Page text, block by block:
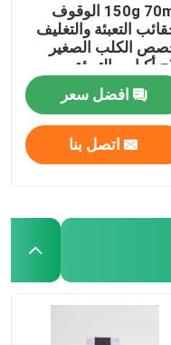
150g 70mm الوقوف
التعبئة والتغليف
الكلب الصغير
أكياس التعبئة
افضل سعر
اتصل بنا